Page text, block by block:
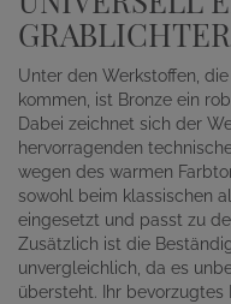
Unter den Werkstoffen,
kommen, ist Bronze ein
Dabei zeichnet sich der
hervorragenden
wegen des warmen
sowohl beim klassischen
eingesetzt und passt zu
Zusätzlich ist die
unvergleichlich, da es
übersteht. Ihr